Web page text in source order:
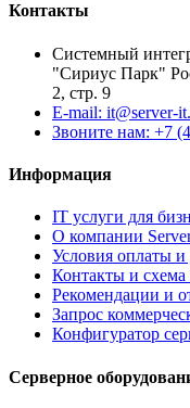
Контакты
Системный
"Сириус Парк"
2, стр. 9
E-mail: it@server-
Звоните нам: +7
Информация
IT услуги для
О компании
Условия оплаты и
Контакты и схема
Рекомендации и
Запрос
Конфигуратор
Серверное